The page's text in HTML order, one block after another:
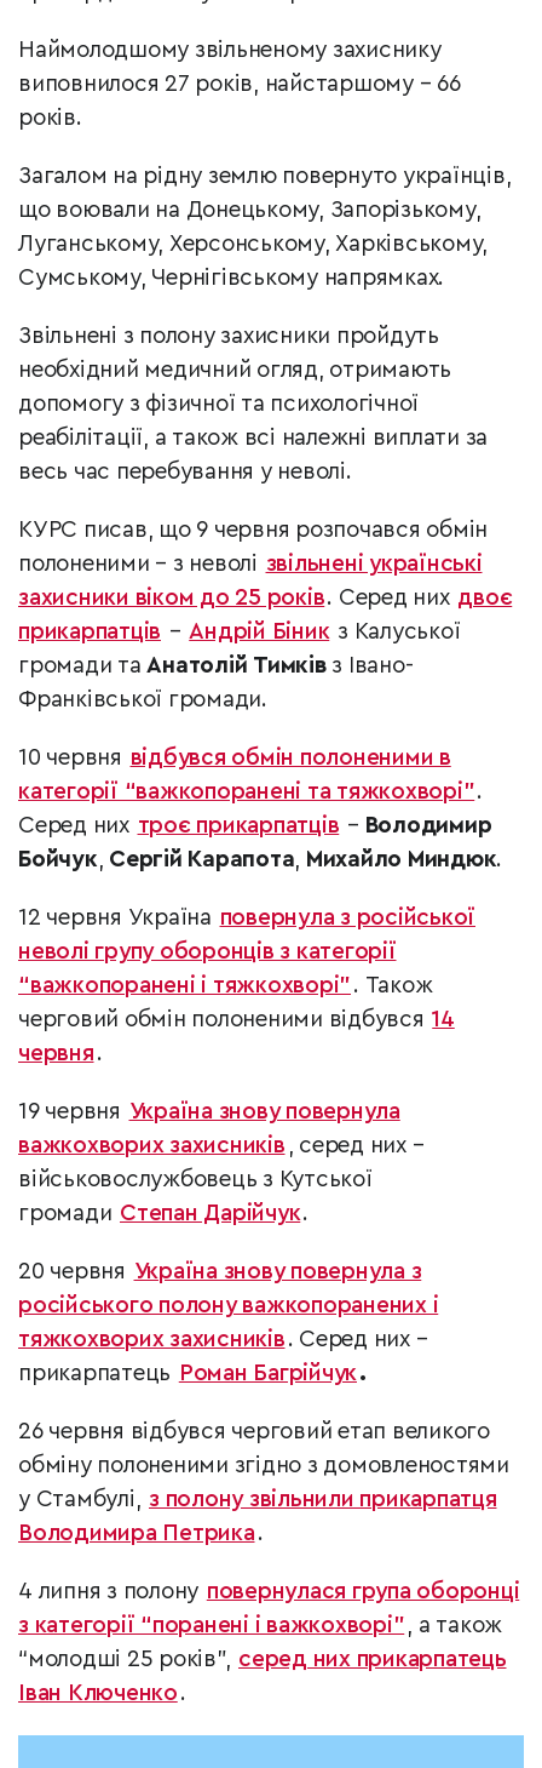
Наймолодшому звільненому захиснику
виповнилося 27 років, найстаршому – 66
років.
Загалом на рідну землю повернуто українців,
що воювали на Донецькому, Запорізькому,
Луганському, Херсонському, Харківському,
Сумському, Чернігівському напрямках.
Звільнені з полону захисники пройдуть
необхідний медичний огляд, отримають
допомогу з фізичної та психологічної
реабілітації, а також всі належні виплати за
весь час перебування у неволі.
КУРС писав, що 9 червня розпочався обмін
полоненими – з неволі звільнені українські
захисники віком до 25 років. Серед них двоє
прикарпатців – Андрій Біник з Калуської
громади таАнатолій Тимків з Івано-
Франківської громади.
10 червня відбувся обмін полоненими в
категорії “важкопоранені та тяжкохворі”.
Серед них троє прикарпатців – Володимир
Бойчук Сергій Карапота Михайло Миндюк.
12 червня Україна повернула з російської
неволі групу оборонців з категорії
“важкопоранені і тяжкохворі” . Також
черговий обмін полоненими відбувся 14
червня .
19 червня Україна знову повернула
важкохворих захисників
, серед них –
військовослужбовець з Кутської
громади Степан Дарійчук.
20 червня Україна знову повернула з
російського полону важкопоранених і
тяжкохворих захисників . Серед них –
прикарпатець
Роман Багрійчук .
26 червня відбувся черговий етап великого
обміну полоненими згідно з домовленостями
у Стамбулі,
з полону звільнили прикарпатця
Володимира Петрика .
4 липня з полону повернулася група оборонці
з категорії “поранені і важкохворі”
, а також
“молодші 25 років”, серед них прикарпатець
Іван Ключенко .